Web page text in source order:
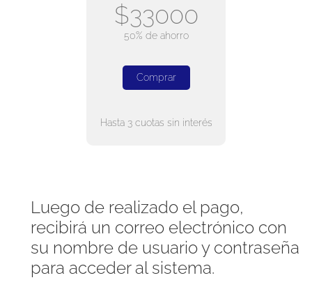
$33000
50% de ahorro
Comprar
Hasta 3 cuotas sin interés
Luego de realizado el pago,
recibirá un correo electrónico con
su nombre de usuario y contraseña
para acceder al sistema.